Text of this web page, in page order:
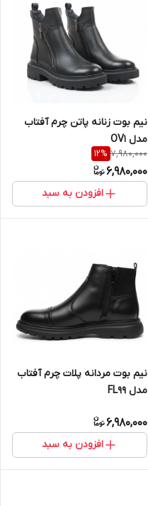
نیم بوت زنانه پاتن چرم آفتاب
مدل OV1
7,980,000
12%
6,980,000
افزودن به سبد
نیم بوت مردانه پلات چرم آفتاب
مدل FL99
6,980,000
افزودن به سبد